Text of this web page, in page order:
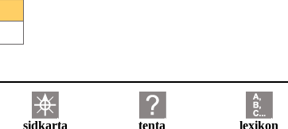
sidkarta tenta lexikon